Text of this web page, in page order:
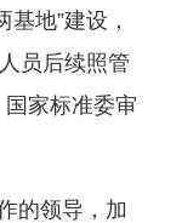
地”建设，
员后续照管
家标准委审
的领导，加